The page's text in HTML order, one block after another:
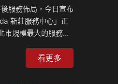
服務佈局，今日宣布
新莊服務中心」正
市規模最大的服務中
」核心理念，致
保養維修體驗。
看更多